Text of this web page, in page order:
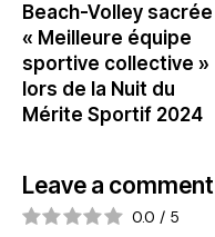
Beach-Volley sacrée
« Meilleure équipe
sportive collective »
lors de la Nuit du
Mérite Sportif 2024
Leave a comment
0.0 / 5